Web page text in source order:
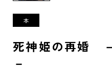
死神姫の再婚
－